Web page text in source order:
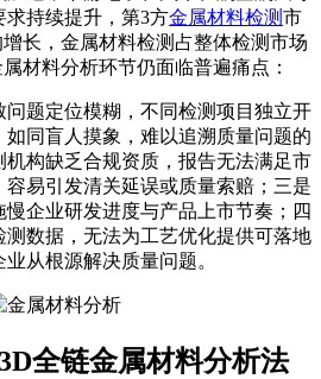
持续提升，第3方金属材料检测市
长，金属材料检测占整体检测市场
材料分析环节仍面临普遍痛点：
题定位模糊，不同检测项目独立开
同盲人摸象，难以追溯质量问题的
构缺乏合规资质，报告无法满足市
易引发清关延误或质量索赔；三是
企业研发进度与产品上市节奏；四
数据，无法为工艺优化提供可落地
从根源解决质量问题。
链金属材料分析法